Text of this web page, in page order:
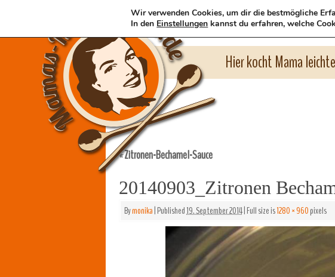
Hier kocht Mama
«Zitronen-Bechamel-Sauce
20140903_Zitronen
Bymonika|Published19. September 2014|Full size is1280 × 960pixels
Wir verwenden Cookies, um dir die bestmögliche
In den Einstellungen kannst du erfahren, welche